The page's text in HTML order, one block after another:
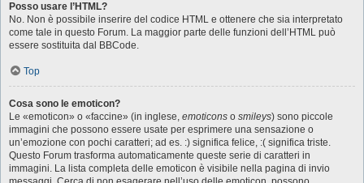
Posso usare l’HTML?
No. Non è possibile inserire del codice HTML e ottenere che sia interpretato
come tale in questo Forum. La maggior parte delle funzioni dell’HTML può
essere sostituita dal BBCode.
Top
Cosa sono le emoticon?
Le «emoticon» o «faccine» (in inglese, emoticons o smileys) sono piccole
immagini che possono essere usate per esprimere una sensazione o
un’emozione con pochi caratteri; ad es. :) significa felice, :( significa triste.
Questo Forum trasforma automaticamente queste serie di caratteri in
immagini. La lista completa delle emoticon è visibile nella pagina di invio